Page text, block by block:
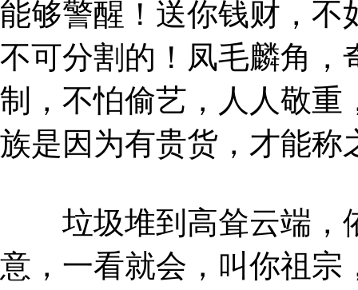
能够警醒！送你钱财，不
不可分割的！凤毛麟角，
制，不怕偷艺，人人敬重
族是因为有贵货，才能称
垃圾堆到高耸云端，
意，一看就会，叫你祖宗